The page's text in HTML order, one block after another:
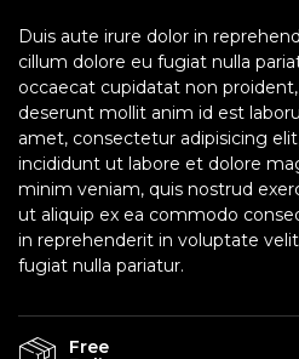
Duis aute irure dolor in
cillum dolore eu fugiat nulla
occaecat cupidatat non
deserunt mollit anim id est
amet, consectetur adipisicing
incididunt ut labore et dolore
minim veniam, quis nostrud
ut aliquip ex ea commodo
in reprehenderit in voluptate
fugiat nulla pariatur.
Free